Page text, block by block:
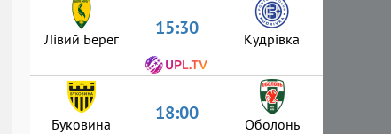
Лівий Берег 15:30 Кудрівка
Буковина 18:00 Оболонь